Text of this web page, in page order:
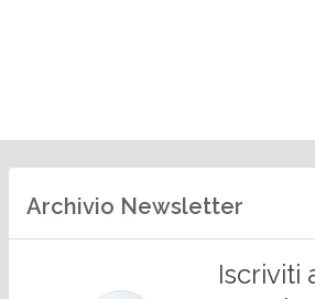
Archivio Newsletter
Iscriviti